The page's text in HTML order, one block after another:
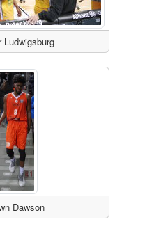
Ludwigsburg
Dawson